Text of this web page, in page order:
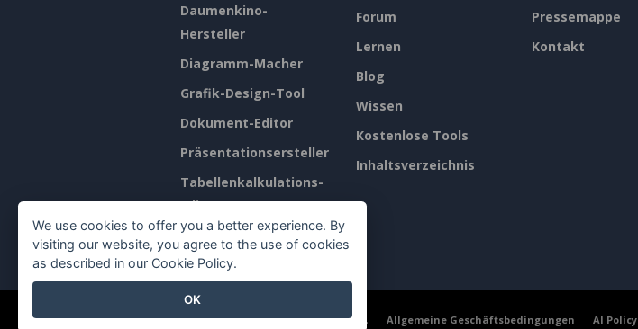
Daumenkino-
Hersteller
Diagramm-Macher
Grafik-Design-Tool
Dokument-Editor
Präsentationsersteller
Tabellenkalkulations-
Editor
Preisgestaltung
Forum
Lernen
Blog
Wissen
Kostenlose Tools
Inhaltsverzeichnis
Pressemappe
Kontakt
©2026 by Visual Paradigm. Alle Rechte vorbehalten. Allgemeine Geschäftsbedingungen AI Policy
We use cookies to offer you a better experience. By
visiting our website, you agree to the use of cookies
as described in our Cookie Policy.
OK